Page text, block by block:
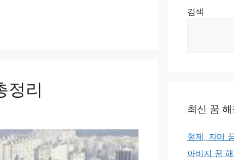
정리
검색
최신 꿈 해
형제, 자매
아버지 꿈